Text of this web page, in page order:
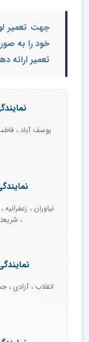
جهت تعمیر
خود را به
تعمیر ارائه
یوسف آباد ،
نیاوران ،
،
انقلاب ، آزادی ،